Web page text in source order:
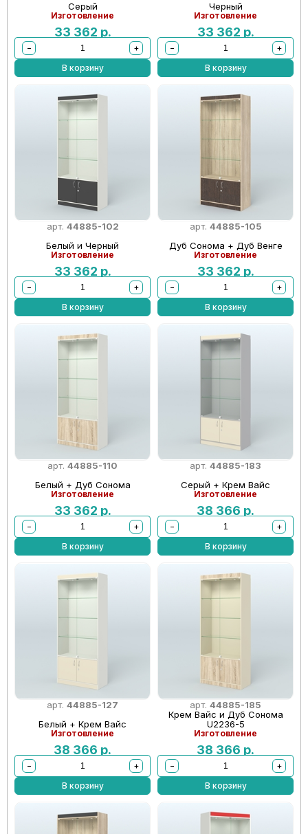
Серый
Изготовление
33 362 р.
−
+
В корзину
Черный
Изготовление
33 362 р.
−
+
В корзину
арт. 44885-102
Белый и Черный
Изготовление
33 362 р.
−
+
В корзину
арт. 44885-105
Дуб Сонома + Дуб Венге
Изготовление
33 362 р.
−
+
В корзину
арт. 44885-110
Белый + Дуб Сонома
Изготовление
33 362 р.
−
+
В корзину
арт. 44885-183
Серый + Крем Вайс
Изготовление
38 366 р.
−
+
В корзину
арт. 44885-127
Белый + Крем Вайс
Изготовление
38 366 р.
−
+
В корзину
арт. 44885-185
Крем Вайс и Дуб Сонома
U2236-5
Изготовление
38 366 р.
−
+
В корзину